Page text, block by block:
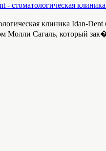
- стоматологическая
клиника Idan-Dent
Молли Сагаль, который